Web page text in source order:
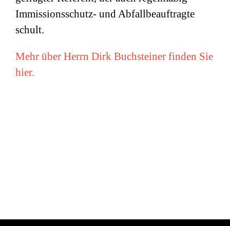
Immissionsschutz- und Abfallbeauftragte
schult.
Mehr über Herrn Dirk Buchsteiner finden Sie
hier.